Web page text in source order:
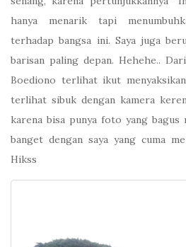
hanya menarik tapi
terhadap bangsa ini. Saya juga
barisan paling depan. Hehehe..
Boediono terlihat ikut
terlihat sibuk dengan kamera
karena bisa punya foto yang bagus
banget dengan saya yang cuma
Hikss